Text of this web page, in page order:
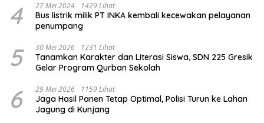
4 27 Mei 2024 1429 Lihat
Bus listrik milik PT INKA kembali kecewakan pelayanan
penumpang
5 30 Mei 2026 1231 Lihat
Tanamkan Karakter dan Literasi Siswa, SDN 225 Gresik
Gelar Program Qurban Sekolah
6 29 Mei 2026 1159 Lihat
Jaga Hasil Panen Tetap Optimal, Polisi Turun ke Lahan
Jagung di Kunjang